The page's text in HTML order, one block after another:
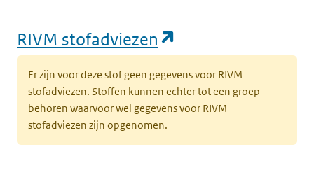
RIVM stofadviezen
Er zijn voor deze stof geen gegevens voor RIVM
stofadviezen. Stoffen kunnen echter tot een groep
behoren waarvoor wel gegevens voor RIVM
stofadviezen zijn opgenomen.